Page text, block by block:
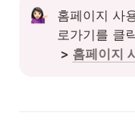
홈페이지 사
> 홈페이지